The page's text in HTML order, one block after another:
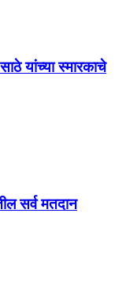
यांच्या स्मारकाचे
सर्व मतदान